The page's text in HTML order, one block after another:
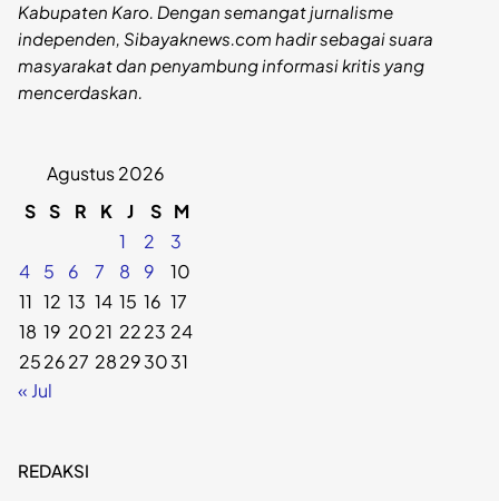
Kabupaten Karo. Dengan semangat jurnalisme
independen, Sibayaknews.com hadir sebagai suara
masyarakat dan penyambung informasi kritis yang
mencerdaskan.
Agustus 2026
S S R K J S M
1
2
3
4
5 6 7 8 9
10
11 12 13 14 15 16 17
18 19 2021 2223 24
252627 28293031
« Jul
REDAKSI